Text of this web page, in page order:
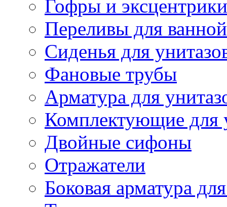
Гофры и эксцентрики
Переливы для ванной
Сиденья для
Фановые трубы
Арматура для
Комплектующие для
Двойные сифоны
Отражатели
Боковая арматура